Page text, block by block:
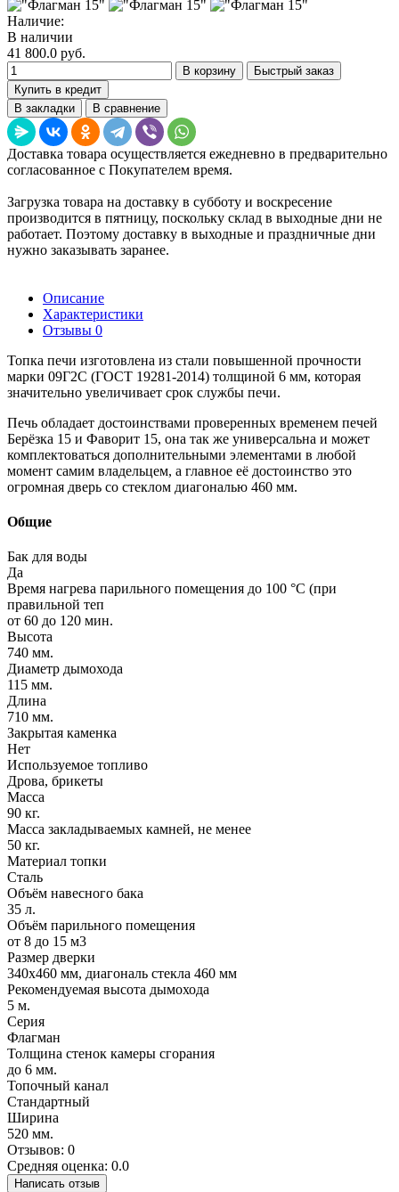
Наличие:
В наличии
41 800.0 руб.
В корзину
Быстрый заказ
Купить в кредит
В закладки
В сравнение
Доставка товара осуществляется ежедневно в предварительно
согласованное с Покупателем время.
Загрузка товара на доставку в субботу и воскресение
производится в пятницу, поскольку склад в выходные дни не
работает. Поэтому доставку в выходные и праздничные дни
нужно заказывать заранее.
Описание
Характеристики
Отзывы 0
Топка печи изготовлена из стали повышенной прочности
марки 09Г2С (ГОСТ 19281-2014) толщиной 6 мм, которая
значительно увеличивает срок службы печи.
Печь обладает достоинствами проверенных временем печей
Берёзка 15 и Фаворит 15, она так же универсальна и может
комплектоваться дополнительными элементами в любой
момент самим владельцем, а главное её достоинство это
огромная дверь со стеклом диагональю 460 мм.
Общие
Бак для воды
Да
Время нагрева парильного помещения до 100 °С (при
правильной теп
от 60 до 120 мин.
Высота
740 мм.
Диаметр дымохода
115 мм.
Длина
710 мм.
Закрытая каменка
Нет
Используемое топливо
Дрова, брикеты
Масса
90 кг.
Масса закладываемых камней, не менее
50 кг.
Материал топки
Сталь
Объём навесного бака
35 л.
Объём парильного помещения
от 8 до 15 м3
Размер дверки
340х460 мм, диагональ стекла 460 мм
Рекомендуемая высота дымохода
5 м.
Серия
Флагман
Толщина стенок камеры сгорания
до 6 мм.
Топочный канал
Стандартный
Ширина
520 мм.
Отзывов: 0
Средняя оценка: 0.0
Написать отзыв